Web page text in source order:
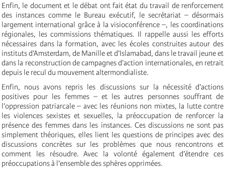
Enfin, le document et le débat ont fait état du travail de renforcement
des instances comme le Bureau exécutif, le secrétariat – désormais
largement international grâce à la visioconférence –, les coordinations
régionales, les commissions thématiques. Il rappelle aussi les efforts
nécessaires dans la formation, avec les écoles construites autour des
instituts d’Amsterdam, de Manille et d’Islamabad, dans le travail jeune et
dans la reconstruction de campagnes d’action internationales, en retrait
depuis le recul du mouvement altermondialiste.
Enfin, nous avons repris les discussions sur la nécessité d’actions
positives pour les femmes – et les autres personnes souffrant de
l’oppression patriarcale – avec les réunions non mixtes, la lutte contre
les violences sexistes et sexuelles, la préoccupation de renforcer la
présence des femmes dans les instances. Ces discussions ne sont pas
simplement théoriques, elles lient les questions de principes avec des
discussions concrètes sur les problèmes que nous rencontrons et
comment les résoudre. Avec la volonté également d’étendre ces
préoccupations à l’ensemble des sphères opprimées.